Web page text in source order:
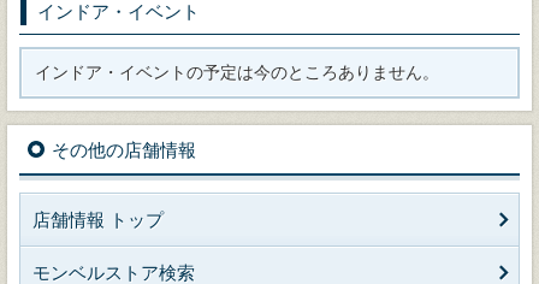
インドア・イベント
インドア・イベントの予定は今のところありません。
その他の店舗情報
店舗情報 トップ
モンベルストア検索